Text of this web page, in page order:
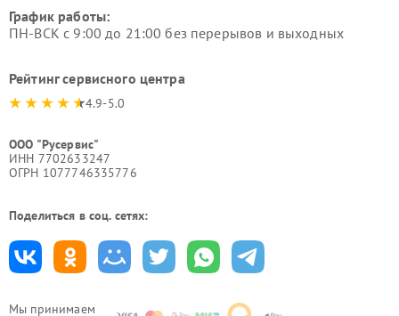
Мы принимаем
График работы:
ПН-ВСК с 9:00 до 21:00 без перерывов и выходных
Рейтинг сервисного центра
4.9-5.0
ООО "Русервис"
ИНН 7702633247
ОГРН 1077746335776
Поделиться в соц. сетях: